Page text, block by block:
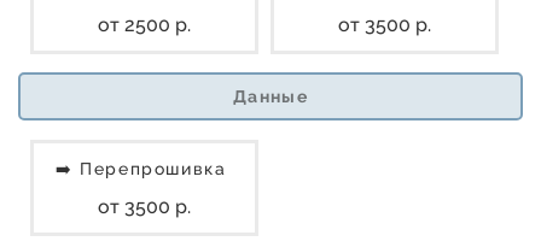
от 2500 р. от 3500 р.
Данные
➡️ Перепрошивка
от 3500 р.